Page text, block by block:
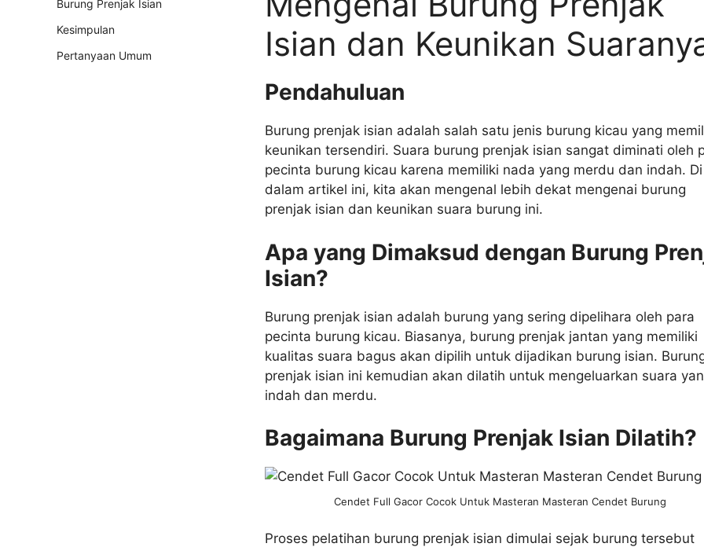
Isian dan Keunikan
Pendahuluan
Burung prenjak isian adalah salah satu jenis burung kicau yang
keunikan tersendiri. Suara burung prenjak isian sangat diminati oleh
pecinta burung kicau karena memiliki nada yang merdu dan indah. Di
dalam artikel ini, kita akan mengenal lebih dekat mengenai burung
prenjak isian dan keunikan suara burung ini.
Apa yang Dimaksud dengan Burung
Isian?
Burung prenjak isian adalah burung yang sering dipelihara oleh para
pecinta burung kicau. Biasanya, burung prenjak jantan yang memiliki
kualitas suara bagus akan dipilih untuk dijadikan burung isian.
prenjak isian ini kemudian akan dilatih untuk mengeluarkan suara
indah dan merdu.
Bagaimana Burung Prenjak Isian Dilatih?
Cendet Full Gacor Cocok Untuk Masteran Masteran Cendet Burung
Proses pelatihan burung prenjak isian dimulai sejak burung tersebut
Burung Prenjak Isian
Kesimpulan
Pertanyaan Umum